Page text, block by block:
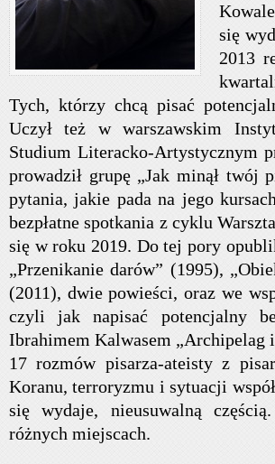
się
2013
Tych, którzy chcą pisać
Uczył też w warszawskim
Studium Literacko-Artystycznym
prowadził grupę „Jak minął twój
pytania, jakie pada na jego
bezpłatne spotkania z cyklu
się w roku 2019. Do tej pory
„Przenikanie darów” (1995),
(2011), dwie powieści, oraz we
czyli jak napisać potencjalny
Ibrahimem Kalwasem „Archipelag
17 rozmów pisarza-ateisty z
Koranu, terroryzmu i sytuacji
się wydaje, nieusuwalną
różnych miejscach.